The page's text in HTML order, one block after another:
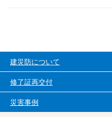
建災防について
修了証再交付
災害事例